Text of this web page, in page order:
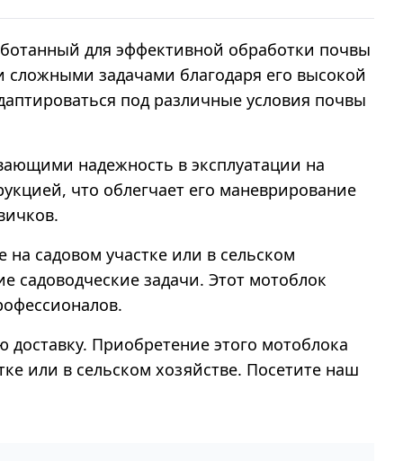
для эффективной обработки почвы
сложными задачами благодаря его высокой
под различные условия почвы
надежность в эксплуатации на
что облегчает его маневрирование
садовом участке или в сельском
садоводческие задачи. Этот мотоблок
Приобретение этого мотоблока
или в сельском хозяйстве. Посетите наш